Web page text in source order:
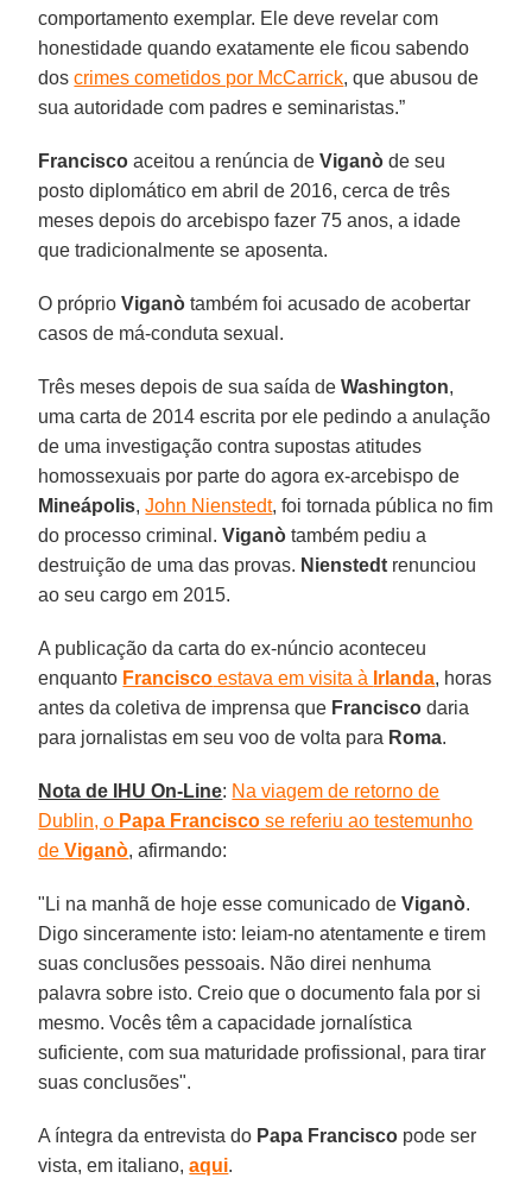
comportamento exemplar. Ele deve revelar com
honestidade quando exatamente ele ficou sabendo
doscrimes cometidos por McCarrick, que abusou de
sua autoridade com padres e seminaristas.”
Francisco aceitou a renúncia deViganò de seu
posto diplomático em abril de 2016, cerca de três
meses depois do arcebispo fazer 75 anos, a idade
que tradicionalmente se aposenta.
O próprioViganò também foi acusado de acobertar
casos de má-conduta sexual.
Três meses depois de sua saída deWashington,
uma carta de 2014 escrita por ele pedindo a anulação
de uma investigação contra supostas atitudes
homossexuais por parte do agora ex-arcebispo de
Mineápolis,John Nienstedt, foi tornada pública no fim
do processo criminal.Viganò também pediu a
destruição de uma das provas. Nienstedt renunciou
ao seu cargo em 2015.
A publicação da carta do ex-núncio aconteceu
enquanto Francisco estava em visita à Irlanda, horas
antes da coletiva de imprensa que Francisco daria
para jornalistas em seu voo de volta para Roma.
Nota de IHU On-Line: Na viagem de retorno de
Dublin, o Papa Francisco se referiu ao testemunho
deViganò, afirmando:
"Li na manhã de hoje esse comunicado deViganò.
Digo sinceramente isto: leiam-no atentamente e tirem
suas conclusões pessoais. Não direi nenhuma
palavra sobre isto. Creio que o documento fala por si
mesmo. Vocês têm a capacidade jornalística
suficiente, com sua maturidade profissional, para tirar
suas conclusões".
A íntegra da entrevista do Papa Francisco pode ser
vista, em italiano,aqui.